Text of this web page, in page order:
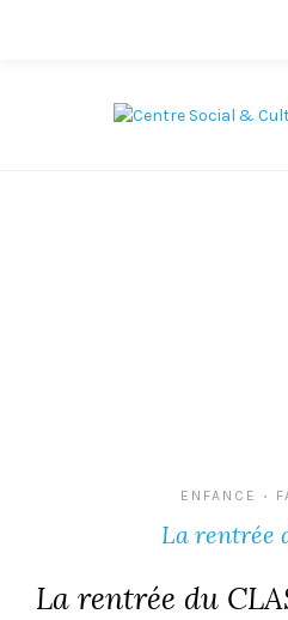
ENFANCE •
La rentrée
La rentrée du